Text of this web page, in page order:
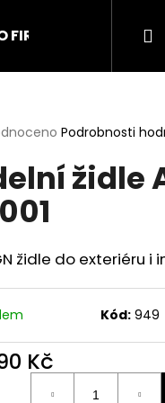
FIRMĚ Kontakt
Podrobnosti
židle
židle do exteriéru i
Kód: 949
Kč